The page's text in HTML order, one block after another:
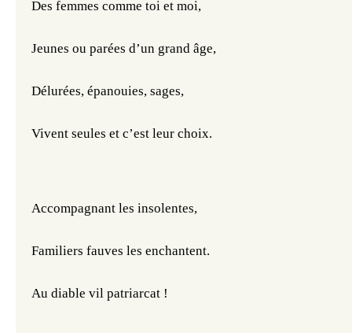
Des femmes comme toi et moi,
Jeunes ou parées d’un grand âge,
Délurées, épanouies, sages,
Vivent seules et c’est leur choix.
Accompagnant les insolentes,
Familiers fauves les enchantent.
Au diable vil patriarcat !